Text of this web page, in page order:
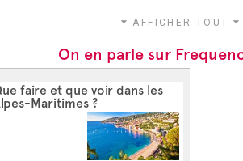
Îles de Lérins, un paradis
du vin depuis des siècles.
des galeries d'art aux musées
boutiques de luxe et ses enseignes
locales et les produits frais de la
AFFICHER TOUT
On en parle sur
faire et que voir dans les
Maritimes ?